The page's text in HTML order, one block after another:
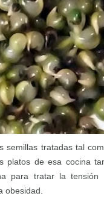
semillas tratadas tal
platos de esa cocina
para tratar la
obesidad.